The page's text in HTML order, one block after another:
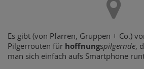
Es gibt (von Pfarren, Gruppen + Co.)
Pilgerrouten für hoffnungspilgernde,
man sich einfach aufs Smartphone